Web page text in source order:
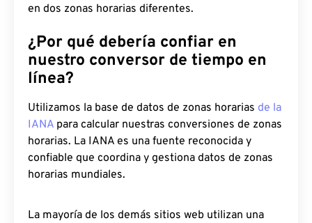
en dos zonas horarias diferentes.
¿Por qué debería confiar en
nuestro conversor de tiempo en
línea?
Utilizamos la base de datos de zonas horarias de la
IANA para calcular nuestras conversiones de zonas
horarias. La IANA es una fuente reconocida y
confiable que coordina y gestiona datos de zonas
horarias mundiales.
La mayoría de los demás sitios web utilizan una